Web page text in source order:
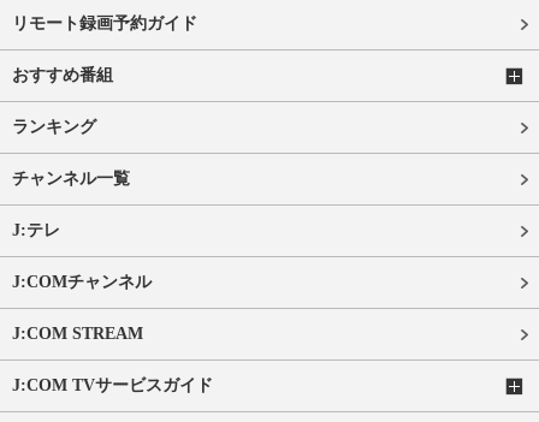
リモート録画予約ガイド
おすすめ番組
ランキング
チャンネル一覧
J:テレ
J:COMチャンネル
J:COM STREAM
J:COM TVサービスガイド